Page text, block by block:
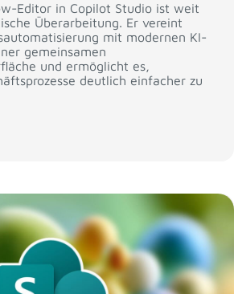
Editor in Copilot Studio ist weit
Überarbeitung. Er vereint
mit modernen KI-
gemeinsamen
und ermöglicht es,
deutlich einfacher zu